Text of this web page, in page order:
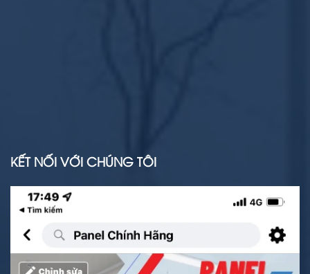
KẾT NỐI VỚI CHÚNG TÔI